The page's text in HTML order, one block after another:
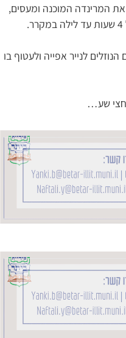
המרינדה המוכנה ומעסים,
לנייר אפייה ולעטוף בו